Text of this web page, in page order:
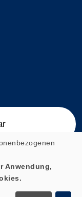
Anwendung,